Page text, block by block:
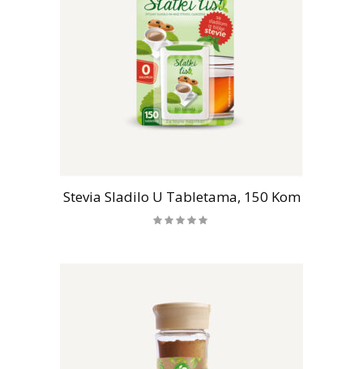
Stevia Sladilo U Tabletama, 150 Kom